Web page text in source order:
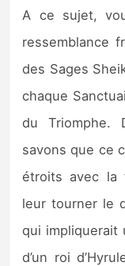
A ce sujet,
ressemblance
des Sages
chaque
du Triomphe.
savons que ce
étroits avec la
leur tourner le
qui
d’un roi